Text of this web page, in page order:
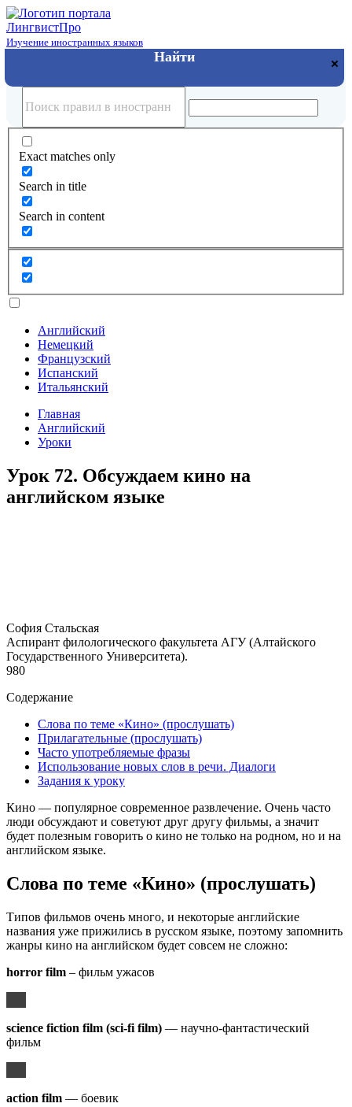
ЛингвистПро
Изучение иностранных языков
Exact matches only
Search in title
Search in content
Английский
Немецкий
Французский
Испанский
Итальянский
Главная
Английский
Уроки
Урок 72. Обсуждаем кино на
английском языке
София Стальская
Аспирант филологического факультета АГУ (Алтайского
Государственного Университета).
980
Содержание
Слова по теме «Кино» (прослушать)
Прилагательные (прослушать)
Часто употребляемые фразы
Использование новых слов в речи. Диалоги
Задания к уроку
Кино — популярное современное развлечение. Очень часто
люди обсуждают и советуют друг другу фильмы, а значит
будет полезным говорить о кино не только на родном, но и на
английском языке.
Слова по теме «Кино» (прослушать)
Типов фильмов очень много, и некоторые английские
названия уже прижились в русском языке, поэтому запомнить
жанры кино на английском будет совсем не сложно:
horror film – фильм ужасов
science fiction film (sci-fi film) — научно-фантастический
фильм
action film — боевик